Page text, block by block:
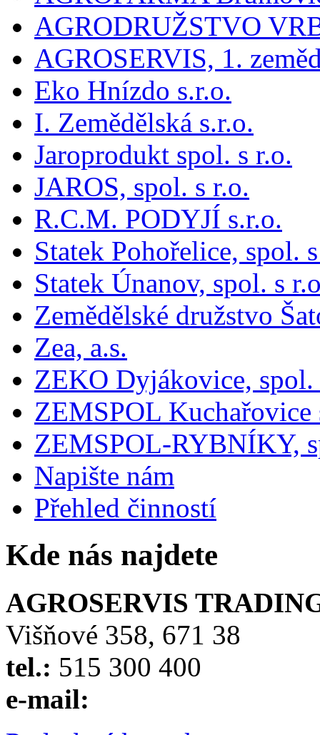
AGRODRUŽSTVO
AGROSERVIS, 1.
Eko Hnízdo s.r.o.
I. Zemědělská s.r.o.
Jaroprodukt spol. s r.o.
JAROS, spol. s r.o.
R.C.M. PODYJÍ s.r.o.
Statek Pohořelice, spol.
Statek Únanov, spol. s
Zemědělské družstvo
Zea, a.s.
ZEKO Dyjákovice, spol.
ZEMSPOL Kuchařovice
ZEMSPOL-RYBNÍKY,
Napište nám
Přehled činností
Kde nás najdete
AGROSERVIS
Višňové 358, 671 38
tel.: 515 300 400
e-mail: